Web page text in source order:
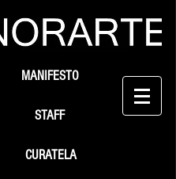
STAFF
MANIFESTO
CURATELA